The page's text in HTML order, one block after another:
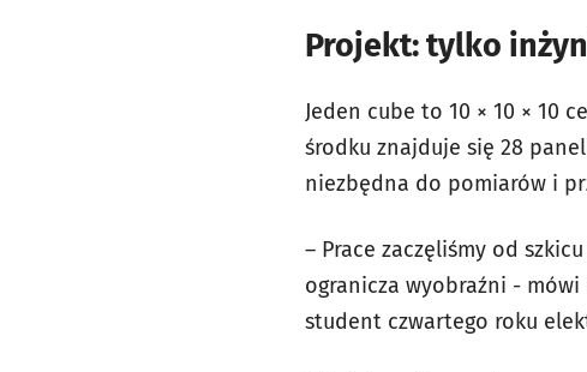
Projekt: tylko
Jeden cube to 10 × 10 × 10
środku znajduje się 28
niezbędna do pomiarów i
– Prace zaczęliśmy od
ogranicza wyobraźni - mówi
student czwartego roku